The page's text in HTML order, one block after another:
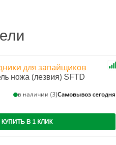
ножа (лезвия) SFTD
в наличии (3)Самовывоз сегодня
КУПИТЬ В 1 КЛИК